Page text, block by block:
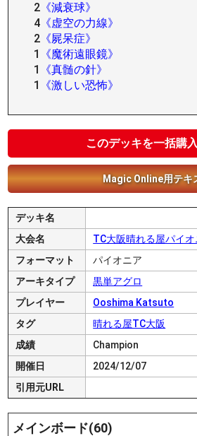
2 《減衰球》
4 《虚空の力線》
2 《屍呆症》
1
《魔術遠眼鏡》
1
《真髄の針》
1
《激しい恐怖》
このデッキを一括購
Magic Online用テキ
デッキ名
大会名
TC大阪晴れる屋パイ
フォーマット
パイオニア
アーキタイプ
黒単アグロ
プレイヤー
Ooshima Katsuto
タグ
晴れる屋TC大阪
成績
Champion
開催日
2024/12/07
引用元URL
メインボード(60)